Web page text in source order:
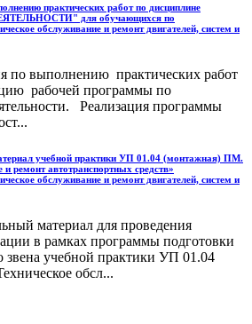
практических работ по дисциплине
для обучающихся по
обслуживание и ремонт двигателей, систем и
по выполнению практических работ
рабочей программы по
Реализация программы
учебной практики УП 01.04 (монтажная) ПМ.
ремонт автотранспортных средств»
обслуживание и ремонт двигателей, систем и
материал для проведения
в рамках программы подготовки
звена учебной практики УП 01.04
обсл...